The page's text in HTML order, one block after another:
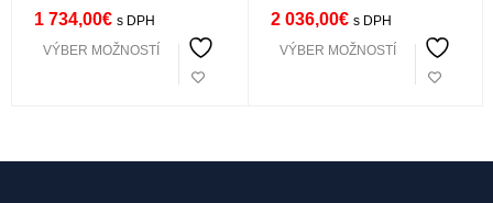
ZEN čierna MSZ-EF25VGKB
1 734,00€ s DPH
VÝBER MOŽNOSTÍ
ZEN čierna MSZ-EF35VGKB
2 036,00€ s DPH
VÝBER MOŽNOSTÍ